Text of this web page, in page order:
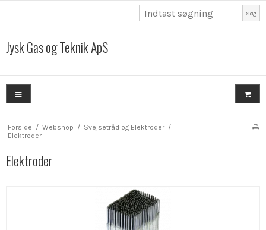
Søg
Jysk Gas og Teknik ApS
Forside / Webshop / Svejsetråd og Elektroder /
Elektroder
Elektroder